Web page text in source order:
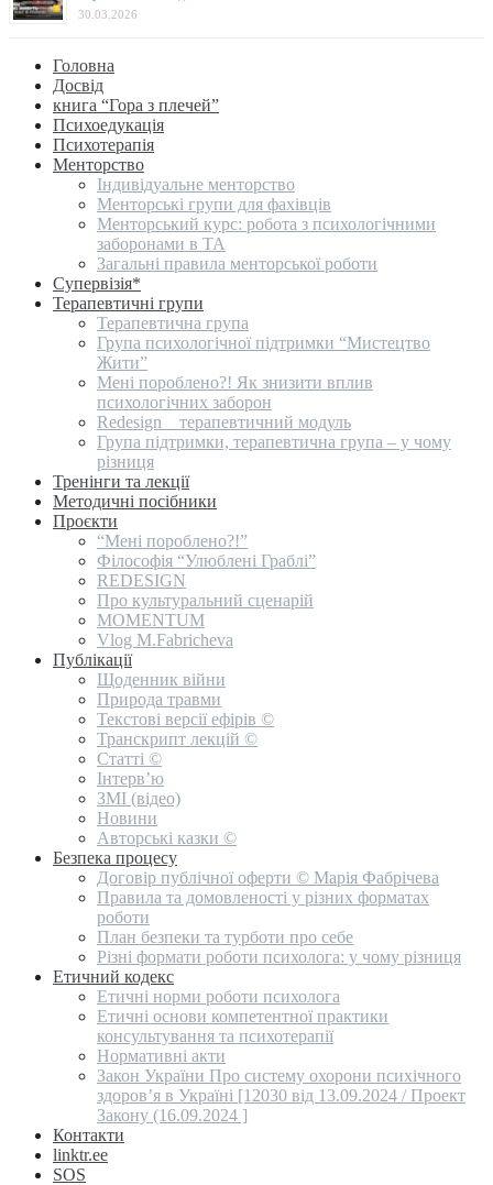
30.03.2026
Головна
Досвід
книга “Гора з плечей”
Психоедукація
Психотерапія
Менторство
Індивідуальне менторство
Менторські групи для фахівців
Менторський курс: робота з психологічними
заборонами в ТА
Загальні правила менторської роботи
Супервізія*
Терапевтичні групи
Терапевтична група
Група психологічної підтримки “Мистецтво
Жити”
Мені пороблено?! Як знизити вплив
психологічних заборон
Redesign _ терапевтичний модуль
Група підтримки, терапевтична група – у чому
різниця
Тренінги та лекції
Методичні посібники
Проєкти
“Мені пороблено?!”
Філософія “Улюблені Граблі”
REDESIGN
Про культуральний сценарій
MOMENTUM
Vlog M.Fabricheva
Публікації
Щоденник війни
Природа травми
Текстові версії ефірів ©
Транскрипт лекцій ©
Статті ©
Інтерв’ю
ЗМІ (відео)
Новини
Авторські казки ©
Безпека процесу
Договір публічної оферти © Марія Фабрічева
Правила та домовленості у різних форматах
роботи
План безпеки та турботи про себе
Різні формати роботи психолога: у чому різниця
Етичний кодекс
Етичні норми роботи психолога
Етичні основи компетентної практики
консультування та психотерапії
Нормативні акти
Закон України Про систему охорони психічного
здоров’я в Україні [12030 від 13.09.2024 / Проект
Закону (16.09.2024 ]
Контакти
linktr.ee
SOS